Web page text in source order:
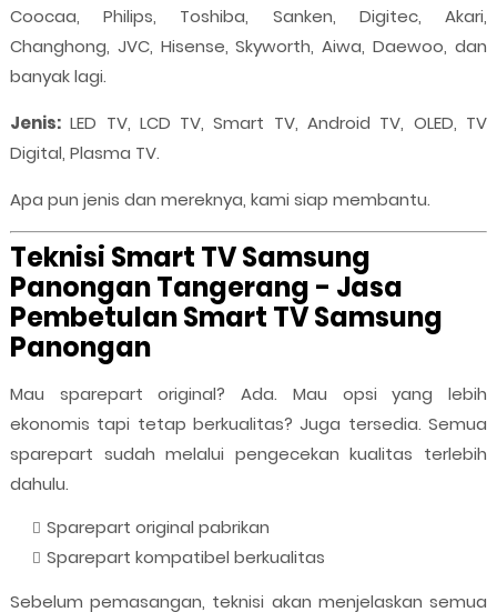
Coocaa, Philips, Toshiba, Sanken, Digitec, Akari,
Changhong, JVC, Hisense, Skyworth, Aiwa, Daewoo, dan
banyak lagi.
Jenis:LED TV, LCD TV, Smart TV, Android TV, OLED, TV
Digital, Plasma TV.
Apa pun jenis dan mereknya, kami siap membantu.
Teknisi Smart TV Samsung
Panongan Tangerang - Jasa
Pembetulan Smart TV Samsung
Panongan
Mau sparepart original? Ada. Mau opsi yang lebih
ekonomis tapi tetap berkualitas? Juga tersedia. Semua
sparepart sudah melalui pengecekan kualitas terlebih
dahulu.
Sparepart original pabrikan
Sparepart kompatibel berkualitas
Sebelum pemasangan, teknisi akan menjelaskan semua